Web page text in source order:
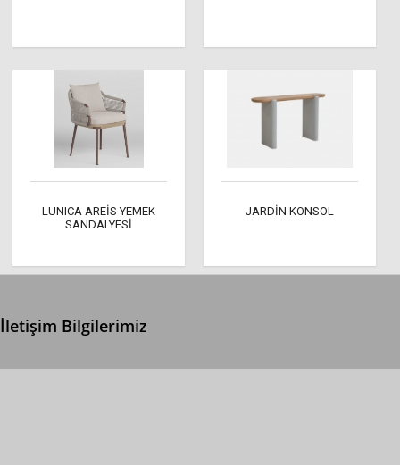
LUNICA AREİS YEMEK
SANDALYESİ
JARDİN KONSOL
İletişim Bilgilerimiz